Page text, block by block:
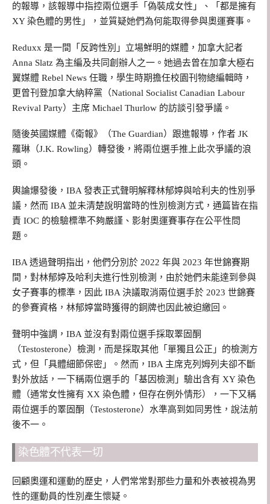
的報導，該報導中指控兩位選手「偽裝成女性」、「都是擁有
XY 染色體的男性」，並質疑她們為何能取得參與奧運賽事。
Reduxx 是一間「反跨性別」立場鮮明的媒體，加拿大記者
Anna Slatz 為主編及共同創辦人之一。她過去曾在加拿大極右
翼媒體 Rebel News 任職，學生時期擔任校園刊物總編輯時，
更曾刊登加拿大納粹黨（National Socialist Canadian Labour
Revival Party）主席 Michael Thurlow 的訪談引發爭議。
隨後英國媒體《衛報》（The Guardian）跟進報導，作者 JK
羅琳（J.K. Rowling）轉發後，將兩位選手推上此次爭議的浪
頭。
輿論爆發後，IBA 發表正式聲明解釋林郁婷與哈利夫的性別爭
議，然而 IBA 並未清楚說明當時的性別檢測方式，通篇皆在指
責 IOC 的檢驗標準不夠嚴謹、影射奧運賽事存在公平性問
題。
IBA 透過聲明指出，他們分別於 2022 年與 2023 年世錦賽期
間，對林郁婷及哈利夫進行性別檢測，由於她們未能達到參與
女子賽事的標準，因此 IBA 決議取消兩位選手於 2023 世錦賽
的參賽資格，林郁婷當時獲得的銅牌也因此被迫繳回。
聲明中強調，IBA 並沒有對兩位選手採取睪固酮
（Testosterone）檢測，而是採取其他「單獨且公正」的檢測方
式，但「具體細節保密」。然而，IBA 主席克列姆列夫卻不斷
對外放話，一下稱兩位選手的「基因檢測」驗出含有 XY 染色
體（通常女性擁有 XX 染色體，但存在例外情形），一下又稱
兩位選手的睪固酮（Testosterone）水準高到如同男性，說法前
後不一。
染色體不代表一切
回顧奧運和運動的歷史，人們常常對那些力量和外表被視為男
性的運動員的性別產生懷疑。